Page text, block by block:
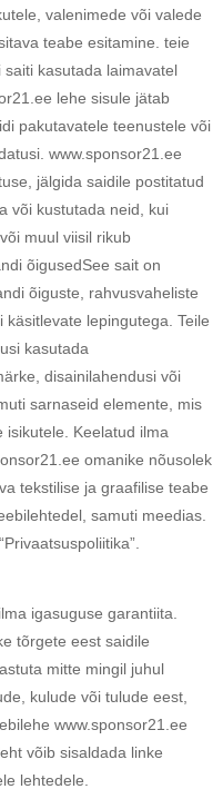
valenimede või valede
teabe esitamine. teie
kasutada laimavatel
lehe sisule jätab
pakutavatele teenustele või
www.sponsor21.ee
jälgida saidile postitatud
või kustutada neid, kui
muul viisil rikub
õigusedSee sait on
õiguste, rahvusvaheliste
käsitlevate lepingutega. Teile
kasutada
disainilahendusi või
sarnaseid elemente, mis
isikutele. Keelatud ilma
omanike nõusolek
tekstilise ja graafilise teabe
samuti meedias.
igasuguse garantiita.
tõrgete eest saidile
mitte mingil juhul
kulude või tulude eest,
www.sponsor21.ee
võib sisaldada linke
lehtedele.